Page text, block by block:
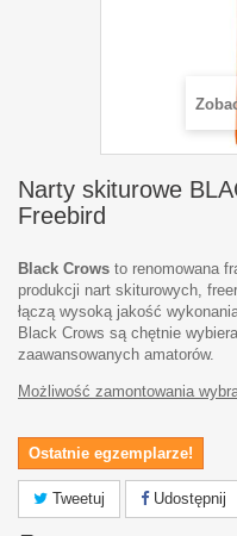
Narty skiturowe
Freebird
Black Crows to renomowana
produkcji nart skiturowych,
łączą wysoką jakość
Black Crows są chętnie
zaawansowanych amatorów.
Możliwość zamontowania
Ostatnie egzemplarze!
Tweetuj Udostępnij